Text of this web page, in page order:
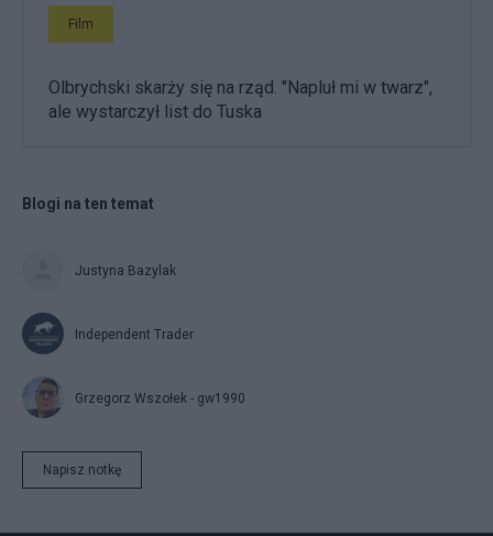
Film
Olbrychski skarży się na rząd. "Napluł mi w twarz",
ale wystarczył list do Tuska
Blogi na ten temat
Justyna Bazylak
Independent Trader
Grzegorz Wszołek - gw1990
Napisz notkę